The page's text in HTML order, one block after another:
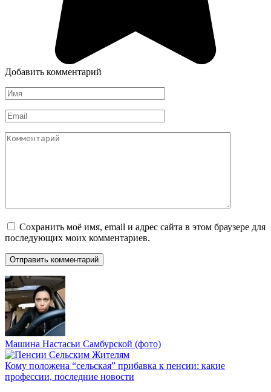
Добавить комментарий
Имя
*
Email
*
Комментарий
Сохранить моё имя, email и адрес сайта в этом браузере для
последующих моих комментариев.
Машина Настасьи Самбурской (фото)
Кому положена “сельская” прибавка к пенсии: какие
профессии, последние новости